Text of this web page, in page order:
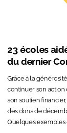
23 écoles
du dernier
Grâce à la
continuer son
son soutien
des dons de
Quelques exemples